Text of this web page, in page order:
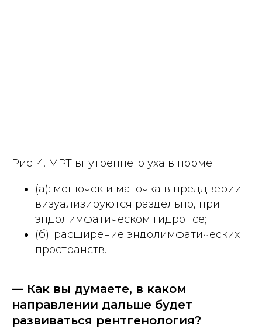
Рис. 4. МРТ внутреннего уха в норме:
(а): мешочек и маточка в преддверии
визуализируются раздельно, при
эндолимфатическом гидропсе;
(б): расширение эндолимфатических
пространств.
— Как вы думаете, в каком
направлении дальше будет
развиваться рентгенология?